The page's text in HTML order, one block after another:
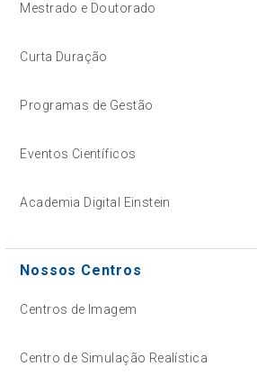
Mestrado e Doutorado
Curta Duração
Programas de Gestão
Eventos Científicos
Academia Digital Einstein
Nossos Centros
Centros de Imagem
Centro de Simulação Realística